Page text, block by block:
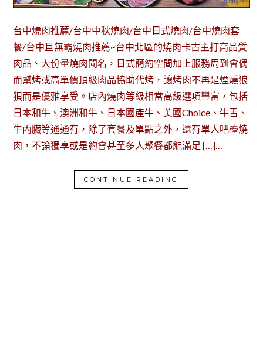
台中燒肉推薦/台中中秋燒肉/台中日式燒肉/台中燒肉套
餐/台中巨無霸燒肉推薦~台中北區的燒肉卡古主打高品質
肉品、大份量燒肉聞名，日式簡約空間加上服務周到會偶
而幫烤或高單價頂級肉品協助代烤，讓烤肉不再是煙燻狼
狽而是優雅享受。店內燒肉等級相當高級選項豐富，包括
日本和牛、澳洲和牛、日本國產牛、美國Choice、牛舌、
牛內臟等通通有，除了套餐及單點之外，還有單人吧檯燒
肉，不論獨享或是約會甚至多人聚餐都能滿足 […]…
CONTINUE READING